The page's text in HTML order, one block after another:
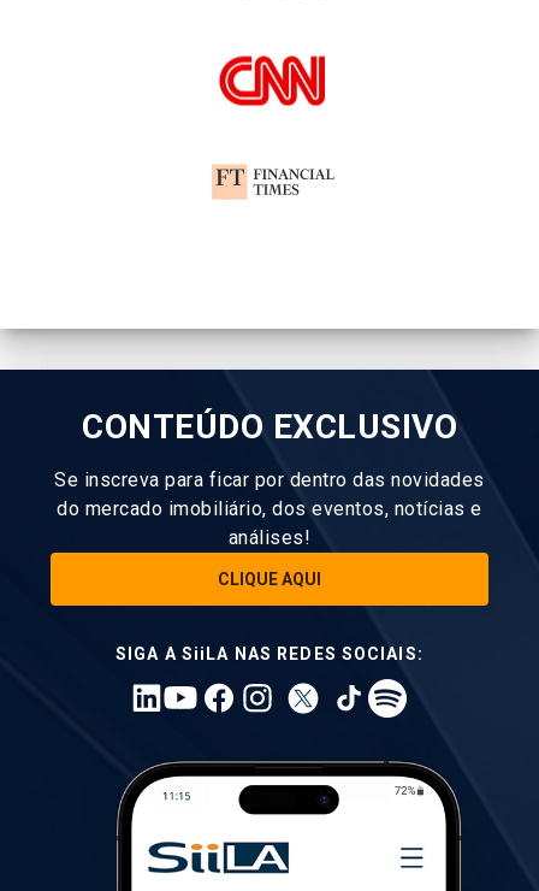
CONTEÚDO EXCLUSIVO
Se inscreva para ficar por dentro das novidades
do mercado imobiliário, dos eventos, notícias e
análises!
CLIQUE AQUI
SIGA A SiiLA NAS REDES SOCIAIS: